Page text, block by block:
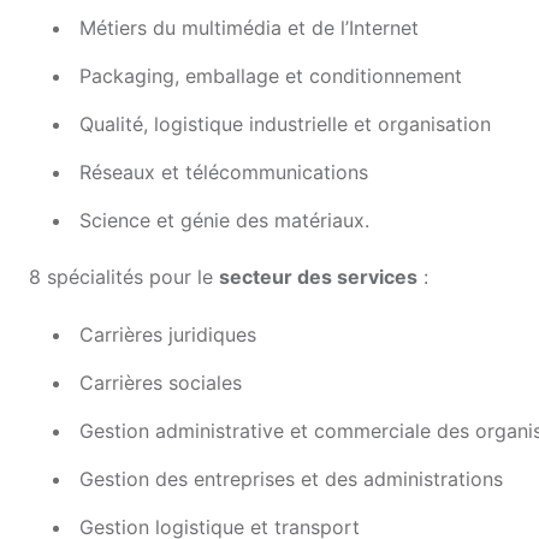
Métiers du multimédia et de l’Internet
Packaging, emballage et conditionnement
Qualité, logistique industrielle et organisation
Réseaux et télécommunications
Science et génie des matériaux.
8 spécialités pour le secteur des services :
Carrières juridiques
Carrières sociales
Gestion administrative et commerciale des
Gestion des entreprises et des administrations
Gestion logistique et transport